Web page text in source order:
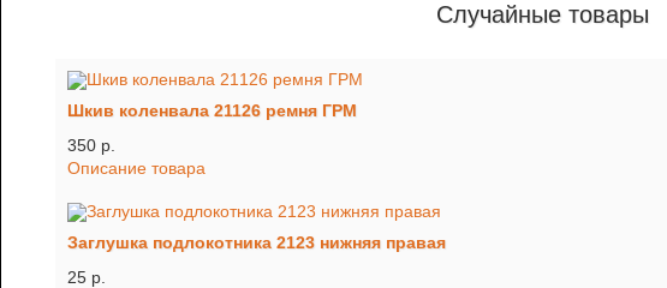
Случайные товары
Шкив коленвала 21126 ремня ГРМ
350 p.
Описание товара
Заглушка подлокотника 2123 нижняя правая
25 p.